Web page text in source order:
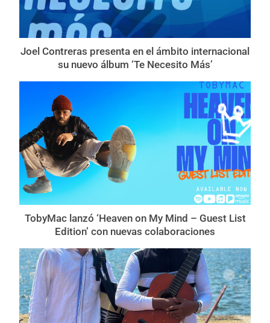
Joel Contreras presenta en el ámbito internacional
su nuevo álbum ‘Te Necesito Más’
TobyMac lanzó ‘Heaven on My Mind – Guest List
Edition’ con nuevas colaboraciones